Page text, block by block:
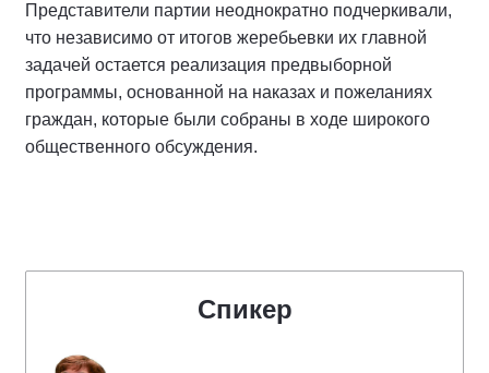
Представители партии неоднократно подчеркивали,
что независимо от итогов жеребьевки их главной
задачей остается реализация предвыборной
программы, основанной на наказах и пожеланиях
граждан, которые были собраны в ходе широкого
общественного обсуждения.
Спикер